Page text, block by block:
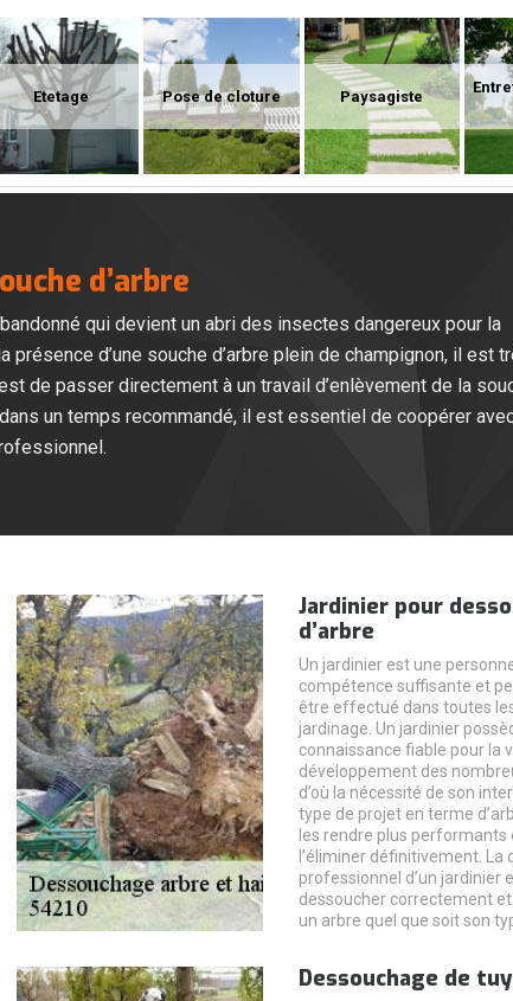
Etetage Pose de cloture Paysagiste
d’arbre
qui devient un abri des insectes dangereux pour la
d’une souche d’arbre plein de champignon, il est
de passer directement à un travail d’enlèvement de la
un temps recommandé, il est essentiel de coopérer
Jardinier pour
d’arbre
Un jardinier est une
compétence suffisante et
être effectué dans toutes
jardinage. Un jardinier
connaissance fiable pour la
développement des
d’où la nécessité de son
type de projet en terme
les rendre plus performants
l’éliminer définitivement. La
professionnel d’un jardinier
dessoucher correctement
un arbre quel que soit son
Dessouchage de